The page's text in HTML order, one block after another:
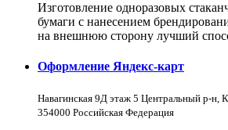
Изготовление одноразовых
бумаги с нанесением
на внешнюю сторону лучший
Оформление Яндекс-карт
Навагинская 9Д этаж 5 Центральный р-н,
354000 Российская Федерация